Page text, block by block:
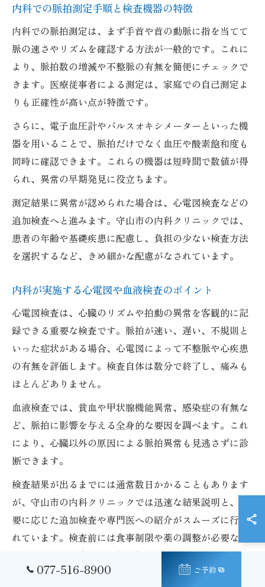
内科での脈拍測定手順と検査機器の特徴
内科での脈拍測定は、まず手首や首の動脈に指を当てて
脈の速さやリズムを確認する方法が一般的です。これに
より、脈拍数の増減や不整脈の有無を簡便にチェックで
きます。医療従事者による測定は、家庭での自己測定よ
りも正確性が高い点が特徴です。
さらに、電子血圧計やパルスオキシメーターといった機
器を用いることで、脈拍だけでなく血圧や酸素飽和度も
同時に確認できます。これらの機器は短時間で数値が得
られ、異常の早期発見に役立ちます。
測定結果に異常が認められた場合は、心電図検査などの
追加検査へと進みます。守山市の内科クリニックでは、
患者の年齢や基礎疾患に配慮し、負担の少ない検査方法
を選択するなど、きめ細かな配慮がなされています。
内科が実施する心電図や血液検査のポイント
心電図検査は、心臓のリズムや拍動の異常を客観的に記
録できる重要な検査です。脈拍が速い、遅い、不規則と
いった症状がある場合、心電図によって不整脈や心疾患
の有無を評価します。検査自体は数分で終了し、痛みも
ほとんどありません。
血液検査では、貧血や甲状腺機能異常、感染症の有無な
ど、脈拍に影響を与える全身的な要因を調べます。これ
により、心臓以外の原因による脈拍異常も見逃さずに診
断できます。
検査結果が出るまでには通常数日かかることもあります
が、守山市の内科クリニックでは迅速な結果説明と、必
要に応じた追加検査や専門医への紹介がスムーズに行わ
れています。検査前には食事制限や薬の調整が必要な場
合もあるため、事前に医師の指示を確認しておきましょ
う。 077-516-8900 ご予約